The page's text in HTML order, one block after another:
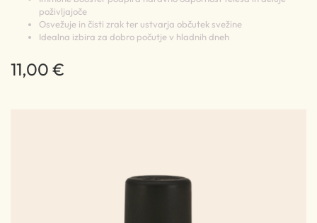
poživljajoče
Osvežuje in čisti zrak ter ustvarja občutek svežine
Idealna izbira za dobro počutje v hladnih dneh
11,00 €